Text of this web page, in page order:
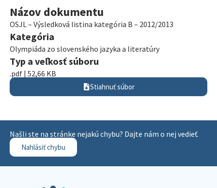
Názov dokumentu
OSJL – Výsledková listina kategória B – 2012/2013
Kategória
Olympiáda zo slovenského jazyka a literatúry
Typ a veľkosť súboru
.pdf | 52,66 KB
Stiahnuť súbor
Našli ste na stránke nejakú chybu? Dajte nám o nej vedieť.
Nahlásiť chybu